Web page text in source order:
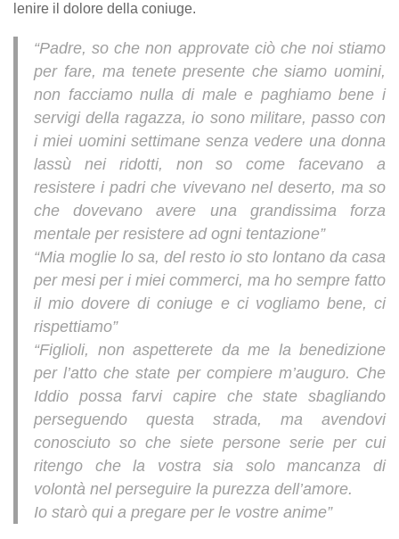
lenire il dolore della coniuge.
“Padre, so che non approvate ciò che noi stiamo
per fare, ma tenete presente che siamo uomini,
non facciamo nulla di male e paghiamo bene i
servigi della ragazza, io sono militare, passo con
i miei uomini settimane senza vedere una donna
lassù nei ridotti, non so come facevano a
resistere i padri che vivevano nel deserto, ma so
che dovevano avere una grandissima forza
mentale per resistere ad ogni tentazione”
“Mia moglie lo sa, del resto io sto lontano da casa
per mesi per i miei commerci, ma ho sempre fatto
il mio dovere di coniuge e ci vogliamo bene, ci
rispettiamo”
“Figlioli, non aspetterete da me la benedizione
per l’atto che state per compiere m’auguro. Che
Iddio possa farvi capire che state sbagliando
perseguendo questa strada, ma avendovi
conosciuto so che siete persone serie per cui
ritengo che la vostra sia solo mancanza di
volontà nel perseguire la purezza dell’amore.
Io starò qui a pregare per le vostre anime”